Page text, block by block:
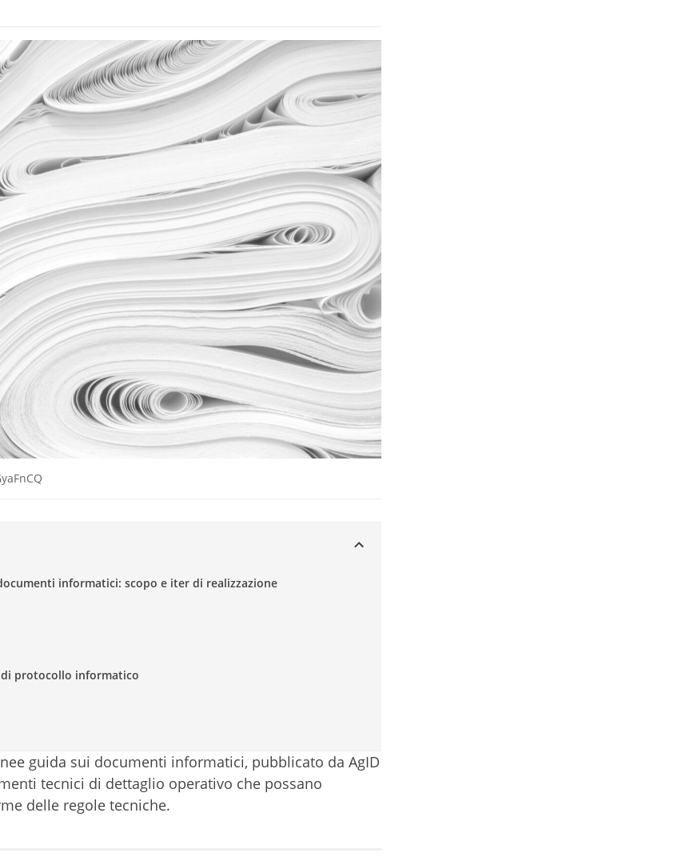
informatici: scopo e iter di realizzazione
protocollo informatico
guida sui documenti informatici, pubblicato da AgID
tecnici di dettaglio operativo che possano
delle regole tecniche.